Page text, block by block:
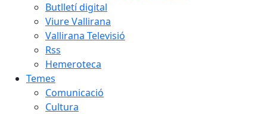
Butlletí digital
Viure Vallirana
Vallirana Televisió
Rss
Hemeroteca
Temes
Comunicació
Cultura